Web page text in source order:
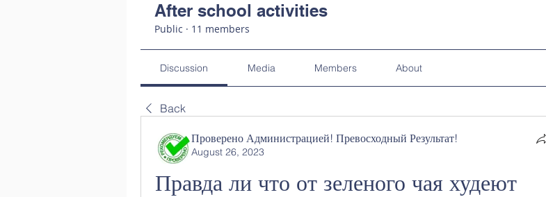
After school activities
Public · 11 members
Discussion Media Members About
Back
Проверено Администрацией! Превосходный Результат!
August 26, 2023
Правда ли что от зеленого чая худеют